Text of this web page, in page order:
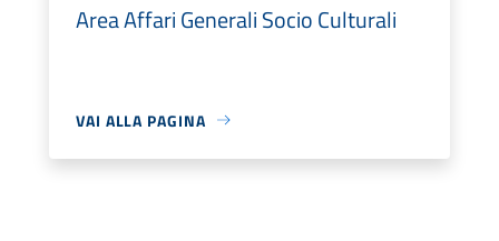
Area Affari Generali Socio Culturali
VAI ALLA PAGINA